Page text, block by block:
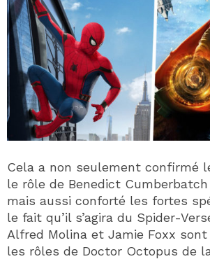
Cela a non seulement confirmé
le rôle de Benedict
mais aussi conforté les fortes
le fait qu’il s’agira du Spider-
Alfred Molina et Jamie Foxx
les rôles de Doctor Octopus de